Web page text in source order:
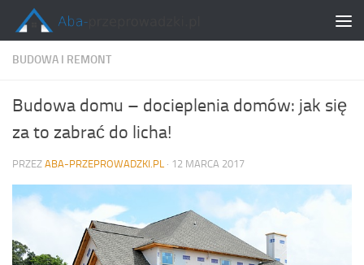
Skip to content
BUDOWA I REMONT
Budowa domu – docieplenia domów: jak się
za to zabrać do licha!
PRZEZ ABA-PRZEPROWADZKI.PL · 12 MARCA 2017